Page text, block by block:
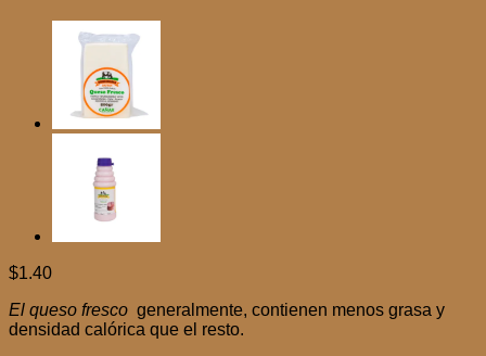
$1.40
El queso fresco generalmente, contienen menos grasa y
densidad calórica que el resto.